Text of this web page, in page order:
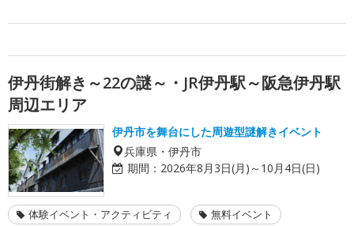
伊丹街解き～22の謎～・JR伊丹駅～阪急伊丹駅
周辺エリア
伊丹市を舞台にした周遊型謎解きイベント
兵庫県・伊丹市
期間： 2026年8月3日(月)～10月4日(日)
体験イベント・アクティビティ 無料イベント